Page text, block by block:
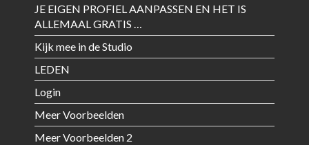
JE EIGEN PROFIEL AANPASSEN EN HET IS
ALLEMAAL GRATIS …
Kijk mee in de Studio
LEDEN
Login
Meer Voorbeelden
Meer Voorbeelden 2